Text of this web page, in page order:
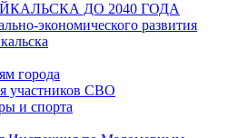
ДО 2040 ГОДА
экономического развития
города
участников СВО
и спорта